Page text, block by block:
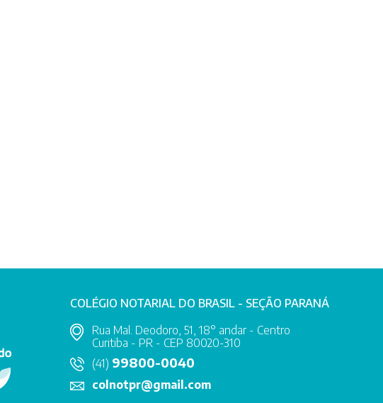
COLÉGIO NOTARIAL DO BRASIL - SEÇÃO PARANÁ
Rua Mal. Deodoro, 51, 18° andar - Centro
Curitiba - PR - CEP 80020-310
(41) 99800-0040
colnotpr@gmail.com